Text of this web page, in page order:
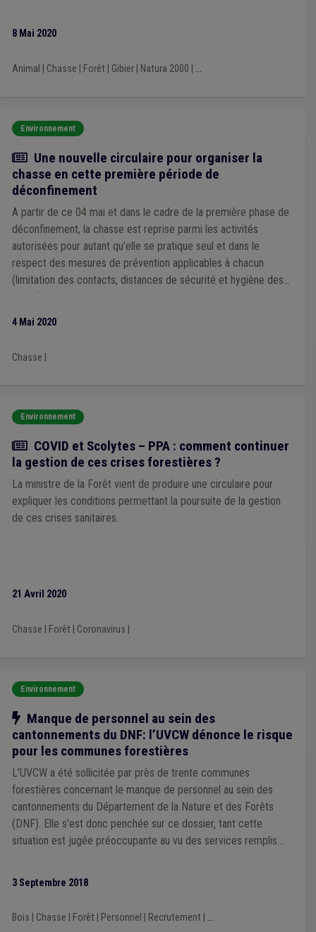
8 Mai 2020
Animal Chasse Forêt| Gibier| Natura 2000 ...
Environnement
Actualité
Une nouvelle circulaire pour organiser la
chasse en cette première période de
déconfinement
A partir de ce 04 mai et dans le cadre de la première phase de
déconfinement, la chasse est reprise parmi les activités
autorisées pour autant qu’elle se pratique seul et dans le
respect des mesures de prévention applicables à chacun
(limitation des contacts, distances de sécurité et hygiène des
mains).
4 Mai 2020
Chasse
Environnement
Actualité
COVID et Scolytes – PPA : comment continuer
la gestion de ces crises forestières ?
La ministre de la Forêt vient de produire une circulaire pour
expliquer les conditions permettant la poursuite de la gestion
de ces crises sanitaires.
21 Avril 2020
Chasse Forêt| Coronavirus
Environnement
Notre action
Manque de personnel au sein des
cantonnements du DNF: l’UVCW dénonce le risque
pour les communes forestières
L’UVCW a été sollicitée par près de trente communes
forestières concernant le manque de personnel au sein des
cantonnements du Département de la Nature et des Forêts
(DNF). Elle s'est donc penchée sur ce dossier, tant cette
situation est jugée préoccupante au vu des services remplis
3 Septembre 2018
Bois Chasse Forêt| Personnel Recrutement| ...